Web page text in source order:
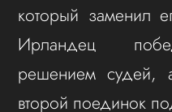
который заменил
Ирландец
решением судей,
второй поединок